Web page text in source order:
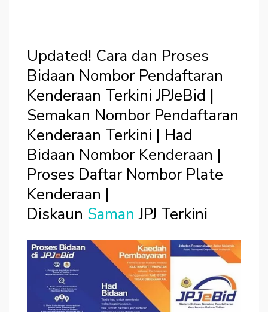
Updated! Cara dan Proses
Bidaan Nombor Pendaftaran
Kenderaan Terkini JPJeBid |
Semakan Nombor Pendaftaran
Kenderaan Terkini | Had
Bidaan Nombor Kenderaan |
Proses Daftar Nombor Plate
Kenderaan |
Diskaun Saman JPJ Terkini